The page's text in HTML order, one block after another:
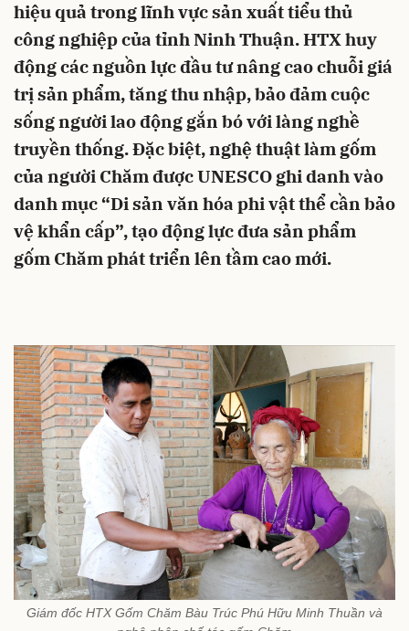
hiệu quả trong lĩnh vực sản xuất tiểu thủ
công nghiệp của tỉnh Ninh Thuận. HTX huy
động các nguồn lực đầu tư nâng cao chuỗi giá
trị sản phẩm, tăng thu nhập, bảo đảm cuộc
sống người lao động gắn bó với làng nghề
truyền thống. Đặc biệt, nghệ thuật làm gốm
của người Chăm được UNESCO ghi danh vào
danh mục “Di sản văn hóa phi vật thể cần bảo
vệ khẩn cấp”, tạo động lực đưa sản phẩm
gốm Chăm phát triển lên tầm cao mới.
Giám đốc HTX Gốm Chăm Bàu Trúc Phú Hữu Minh Thuần và